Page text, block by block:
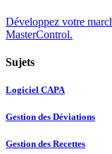
Développez votre
MasterControl.
Sujets
Logiciel CAPA
Gestion des Déviations
Gestion des Recettes